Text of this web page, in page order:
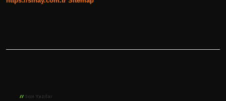
Son Yazılar